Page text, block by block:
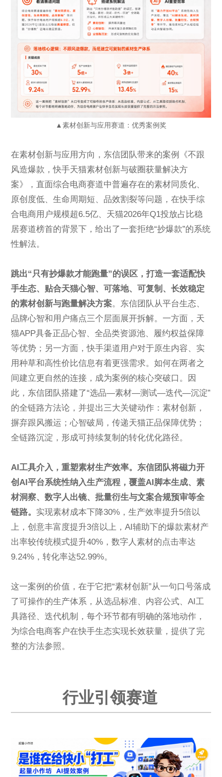
▲素材创新与应用赛道：优秀案例奖
在素材创新与应用方向，东信团队带来的案例《不跟
风造爆款，快手天猫素材创新与破圈获量解决方
案》，直面综合电商赛道中普遍存在的素材同质化、
原创度低、生命周期短、品效割裂等问题，在快手综
合电商用户规模超6.5亿、天猫2026年Q1投放占比稳
居赛道榜首的背景下，给出了一套拒绝“抄爆款”的系统
性解法。
跳出“只有抄爆款才能跑量”的误区，打造一套适配快
手生态、贴合天猫心智、可落地、可复制、长效稳定
的素材创新与跑量解决方案。东信团队从平台生态、
品牌心智和用户痛点三个层面展开拆解。一方面，天
猫APP具备正品心智、全品类资源池、履约权益保障
等优势；另一方面，快手渠道用户对于原生内容、实
用种草和高性价比信息有着更强需求。如何在两者之
间建立更自然的连接，成为案例的核心突破口。因
此，东信团队搭建了“选品—素材—测试—迭代—沉淀”
的全链路方法论，并提出三大关键动作：素材创新，
摒弃跟风搬运；心智破局，传递天猫正品保障优势；
全链路沉淀，形成可持续复制的转化优化路径。
AI工具介入，重塑素材生产效率。东信团队将磁力开
创AI平台系统性纳入生产流程，覆盖AI脚本生成、素
材洞察、数字人出镜、批量衍生与文案合规预审等全
链路。 实现素材成本下降30%，生产效率提升5倍以
上，创意丰富度提升3倍以上，AI辅助下的爆款素材产
出率较传统模式提升40%，数字人素材的点击率达
9.24%，转化率达52.99%。
这一案例的价值，在于它把“素材创新”从一句口号落成
了可操作的生产体系，从选品标准、内容公式、AI工
具路径、迭代机制，每个环节都有明确的落地动作，
为综合电商客户在快手生态实现长效获量，提供了完
整的方法参照。
行业引领赛道